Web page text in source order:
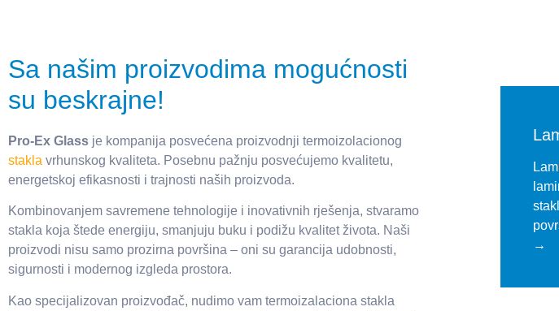
Sa našim proizvodima mogućnosti
su beskrajne!
Pro-Ex Glass je kompanija posvećena proizvodnji termoizolacionog
stakla vrhunskog kvaliteta. Posebnu pažnju posvećujemo kvalitetu,
energetskoj efikasnosti i trajnosti naših proizvoda.
Kombinovanjem savremene tehnologije i inovativnih rješenja, stvaramo
stakla koja štede energiju, smanjuju buku i podižu kvalitet života. Naši
proizvodi nisu samo prozirna površina – oni su garancija udobnosti,
sigurnosti i modernog izgleda prostora.
Kao specijalizovan proizvođač, nudimo vam termoizalaciona stakla
→